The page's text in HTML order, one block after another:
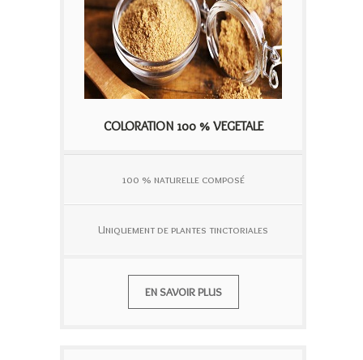
COLORATION 100 % VEGETALE
100 % naturelle composé
Uniquement de plantes tinctoriales
EN SAVOIR PLUS